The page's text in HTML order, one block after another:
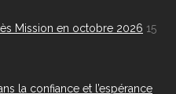
Mission en octobre 2026 15
la confiance et l’espérance